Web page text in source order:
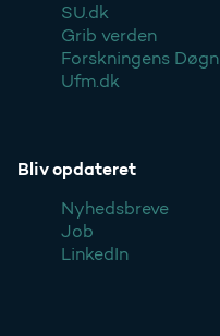
SU.dk
Grib verden
Forskningens Døgn
Ufm.dk
Bliv opdateret
Nyhedsbreve
Job
LinkedIn